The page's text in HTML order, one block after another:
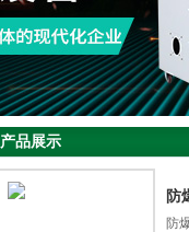
产品展示
防
防